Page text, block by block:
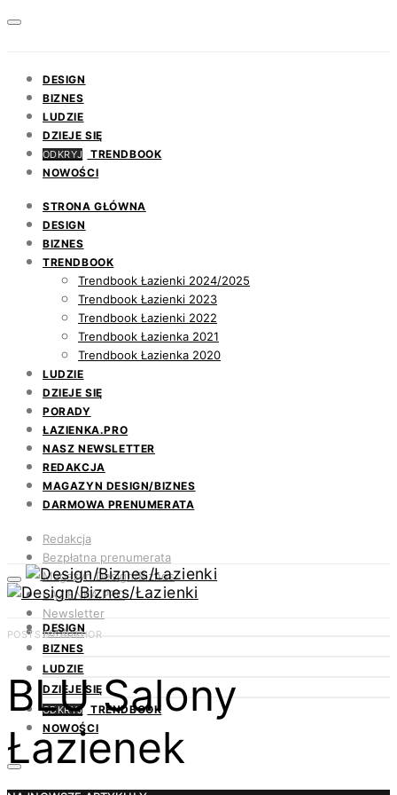
DESIGN
BIZNES
LUDZIE
DZIEJE SIĘ
ODKRYJ
TRENDBOOK
NOWOŚCI
STRONA GŁÓWNA
DESIGN
BIZNES
TRENDBOOK
Trendbook Łazienki 2024/2025
Trendbook Łazienki 2023
Trendbook Łazienki 2022
Trendbook Łazienka 2021
Trendbook Łazienka 2020
LUDZIE
DZIEJE SIĘ
PORADY
ŁAZIENKA.PRO
NASZ NEWSLETTER
REDAKCJA
MAGAZYN DESIGN/BIZNES
DARMOWA PRENUMERATA
Redakcja
Bezpłatna prenumerata
Magazyn Design/Biznes
ŁAZIENKA.PRO
Newsletter
Kontakt
DESIGN
BIZNES
LUDZIE
DZIEJE SIĘ
ODKRYJ
TRENDBOOK
NOWOŚCI
POSTS BY AUTHOR
BLU Salony
Łazienek